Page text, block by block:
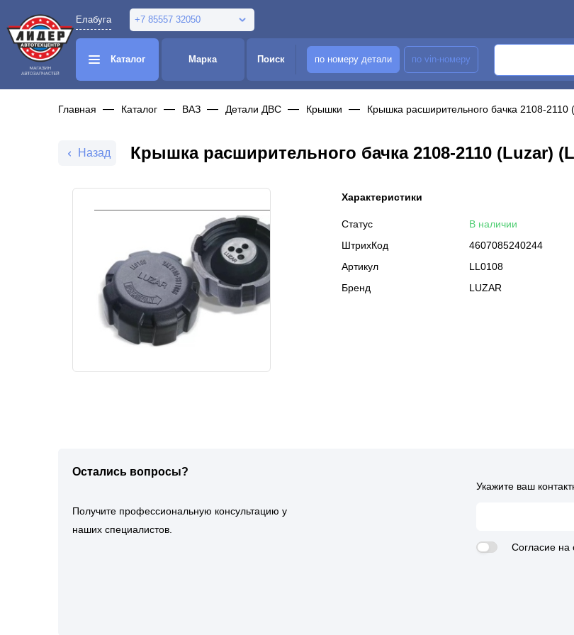
Елабуга +7 85557 32050
Каталог Марка Поиск по номеру детали по vin-номеру
Главная Каталог ВАЗ Детали ДВС Крышки Крышка расширительного бачка 2108-2110
Назад Крышка расширительного бачка 2108-2110 (Luzar)
Характеристики
Статус
В наличии
ШтрихКод
4607085240244
Артикул
LL0108
Бренд
LUZAR
Остались вопросы?
Получите профессиональную консультацию у
наших специалистов.
Укажите ваш
Согласие на